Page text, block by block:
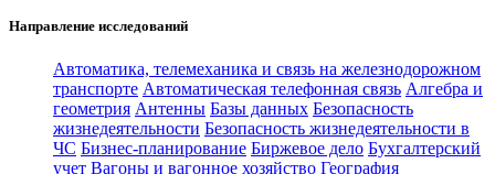
Направление исследований
Автоматика, телемеханика и связь на железнодорожном
транспорте Автоматическая телефонная связь Алгебра и
геометрия Антенны Базы данных Безопасность
жизнедеятельности Безопасность жизнедеятельности в
ЧС Бизнес-планирование Биржевое дело Бухгалтерский
учет Вагоны и вагонное хозяйство География